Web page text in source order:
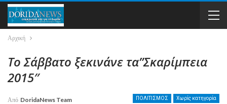
Αρχική
Το Σάββατο ξεκινάνε τα”Σκαρίμπεια
2015″
ΠΟΛΙΤΙΣΜΟΣ Χωρίς κατηγορία
Από DoridaNews Team